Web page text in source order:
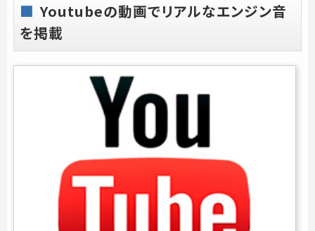
Youtubeの動画でリアルなエンジン音
を掲載